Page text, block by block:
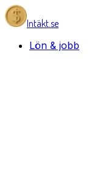
Intäkt.se
Lön & jobb